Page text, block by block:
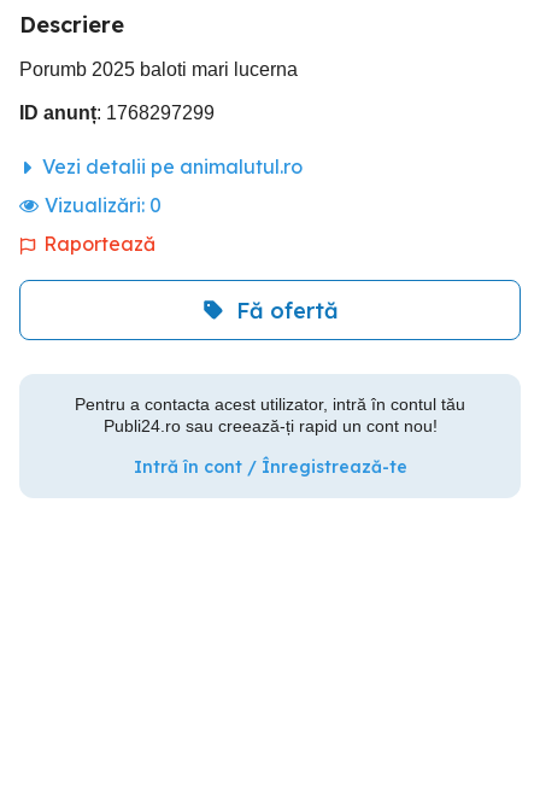
Descriere
Porumb 2025 baloti mari lucerna
ID anunț: 1768297299
Vezi detalii pe animalutul.ro
Vizualizări: 0
Raportează
Fă ofertă
Pentru a contacta acest utilizator, intră în contul tău
Publi24.ro sau creează-ți rapid un cont nou!
Intră în cont / Înregistrează-te